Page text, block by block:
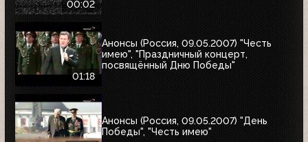
00:02
01:18
Анонсы (Россия, 09.05.2007) "Честь
имею", "Праздничный концерт,
посвящённый Дню Победы"
Анонсы (Россия, 09.05.2007) "День
Победы", "Честь имею"